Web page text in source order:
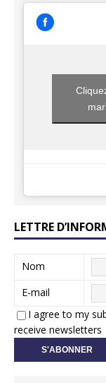
LETTRE
Nom
E-mail
I agree to my
receive newsletters